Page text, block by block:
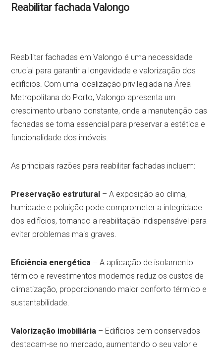
Reabilitar fachada Valongo
Reabilitar fachadas em Valongo é uma necessidade
crucial para garantir a longevidade e valorização dos
edifícios. Com uma localização privilegiada na Área
Metropolitana do Porto, Valongo apresenta um
crescimento urbano constante, onde a manutenção das
fachadas se torna essencial para preservar a estética e
funcionalidade dos imóveis.
As principais razões para reabilitar fachadas incluem:
Preservação estrutural – A exposição ao clima,
humidade e poluição pode comprometer a integridade
dos edifícios, tornando a reabilitação indispensável para
evitar problemas mais graves.
Eficiência energética – A aplicação de isolamento
térmico e revestimentos modernos reduz os custos de
climatização, proporcionando maior conforto térmico e
sustentabilidade.
Valorização imobiliária – Edifícios bem conservados
destacam-se no mercado, aumentando o seu valor e